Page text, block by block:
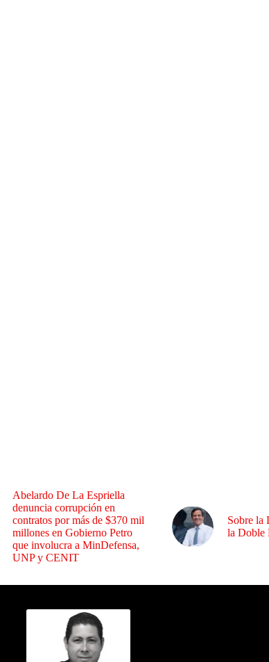
Abelardo De La Espriella
denuncia corrupción en
contratos por más de $370 mil
millones en Gobierno Petro
que involucra a MinDefensa,
UNP y CENIT
Sobre la
la Doble